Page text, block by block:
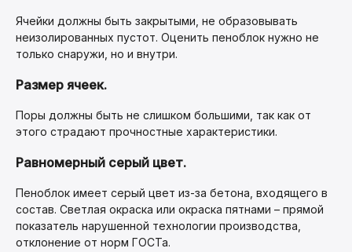
Ячейки должны быть закрытыми, не образовывать
неизолированных пустот. Оценить пеноблок нужно не
только снаружи, но и внутри.
Размер ячеек.
Поры должны быть не слишком большими, так как от
этого страдают прочностные характеристики.
Равномерный серый цвет.
Пеноблок имеет серый цвет из-за бетона, входящего в
состав. Светлая окраска или окраска пятнами – прямой
показатель нарушенной технологии производства,
отклонение от норм ГОСТа.